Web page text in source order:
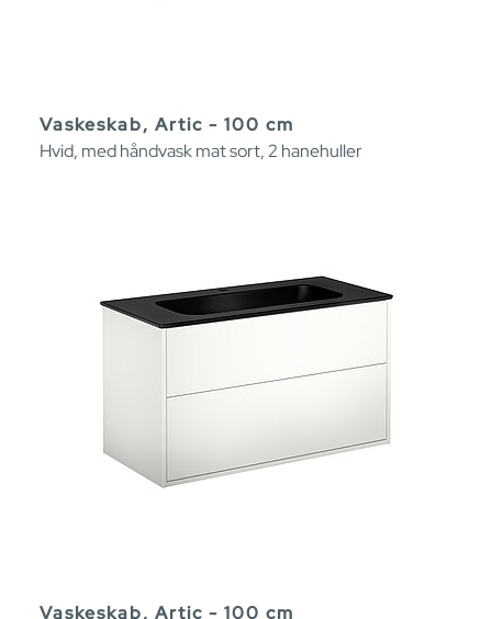
Vaskeskab, Artic - 100 cm
Hvid, med håndvask mat sort, 2 hanehuller
Vaskeskab, Artic - 100 cm